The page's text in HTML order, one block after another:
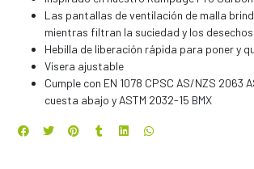
Las pantallas de ventilación de malla
mientras filtran la suciedad y los desechos
Hebilla de liberación rápida para poner y
Visera ajustable
Cumple con EN 1078 CPSC AS/NZS 2063
cuesta abajo y ASTM 2032-15 BMX